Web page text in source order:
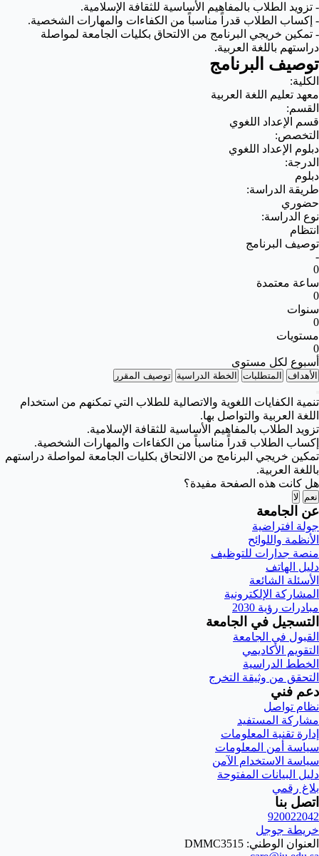
- تزويد الطلاب بالمفاهيم الأساسية للثقافة الإسلامية.
- إكساب الطلاب قدراً مناسباً من الكفاءات والمهارات الشخصية.
- تمكين خريجي البرنامج من الالتحاق بكليات الجامعة لمواصلة
دراستهم باللغة العربية.
توصيف البرنامج
الكلية:
معهد تعليم اللغة العربية
القسم:
قسم الإعداد اللغوي
التخصص:
دبلوم الإعداد اللغوي
الدرجة:
دبلوم
طريقة الدراسة:
حضوري
نوع الدراسة:
انتظام
توصيف البرنامج
-
0
ساعة معتمدة
0
سنوات
0
مستويات
0
أسبوع لكل مستوى
الأهداف المتطلبات الخطة الدراسية توصيف المقرر
تنمية الكفايات اللغوية والاتصالية للطلاب التي تمكنهم من استخدام
اللغة العربية والتواصل بها.
تزويد الطلاب بالمفاهيم الأساسية للثقافة الإسلامية.
إكساب الطلاب قدراً مناسباً من الكفاءات والمهارات الشخصية.
تمكين خريجي البرنامج من الالتحاق بكليات الجامعة لمواصلة دراستهم
باللغة العربية.
هل كانت هذه الصفحة مفيدة؟
نعم لا
عن الجامعة
جولة افتراضية
الأنظمة واللوائح
منصة جدارات للتوظيف
دليل الهاتف
الأسئلة الشائعة
المشاركة الإلكترونية
مبادرات رؤية 2030
التسجيل في الجامعة
القبول في الجامعة
التقويم الأكاديمي
الخطط الدراسية
التحقق من وثيقة التخرج
دعم فني
نظام تواصل
مشاركة المستفيد
إدارة تقنية المعلومات
سياسة أمن المعلومات
سياسة الاستخدام الآمن
دليل البيانات المفتوحة
بلاغ رقمي
اتصل بنا
920022042
خريطة جوجل
العنوان الوطني: DMMC3515